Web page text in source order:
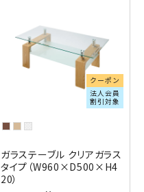
クーポン
法人会員
割引対象
ガラステーブル クリアガラス
タイプ（W960×D500×H4
20）